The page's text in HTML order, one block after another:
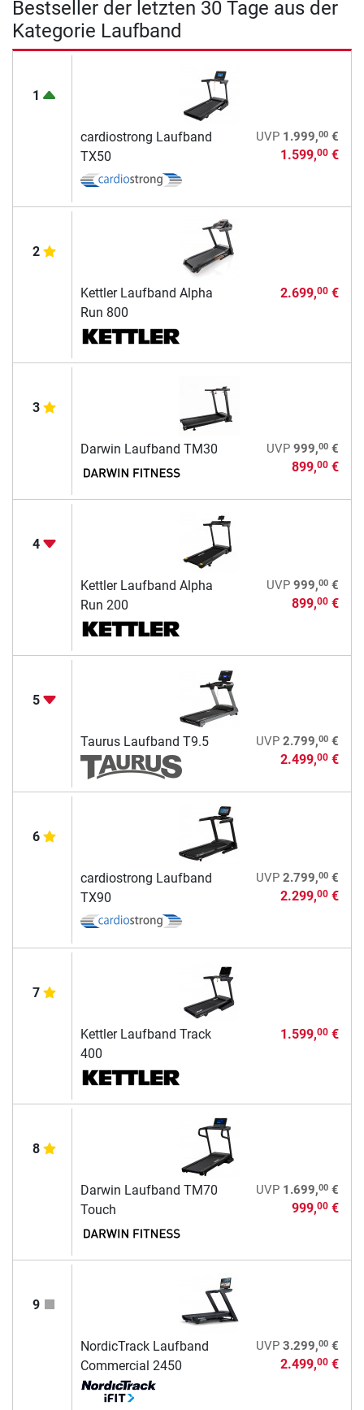
Bestseller der letzten 30 Tage aus der
Kategorie Laufband
1
cardiostrong Laufband
TX50
UVP 1.999,00€
1.599,00€
2
Kettler Laufband Alpha
Run 800
2.699,00€
3
Darwin Laufband TM30 UVP 999,00€
899,00€
4
Kettler Laufband Alpha
Run 200
UVP 999,00€
899,00€
5
Taurus Laufband T9.5 UVP 2.799,00€
2.499,00€
6
cardiostrong Laufband
TX90
UVP 2.799,00€
2.299,00€
7
Kettler Laufband Track
400
1.599,00€
8
Darwin Laufband TM70
Touch
UVP 1.699,00€
999,00€
9
NordicTrack Laufband
Commercial 2450
UVP 3.299,00€
2.499,00€